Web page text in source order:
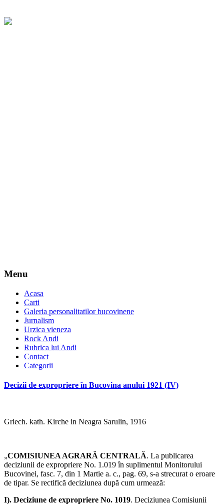
Menu
Acasa
Carti
Galeria personalitatilor bucovinene
Jurnalism
Urzica vieneza
Rock Andi
Rubrica lui Andi
Contact
Categorii
Decizii de expropriere în Bucovina anului 1921 (IV)
Griech. kath. Kirche in Neagra Sarulin, 1916
„COMISIUNEA AGRARĂ CENTRALĂ. La publicarea
deciziunii de expropriere No. 1.019 în suplimentul Monitorului
Bucovinei, fasc. 7, din 1 Martie a. c., pag. 69, s-a strecurat o eroare
de tipar. Se rectifică deciziunea după cum urmează:
I). Deciziune de expropriere No. 1019. Deciziunea Comisiunii